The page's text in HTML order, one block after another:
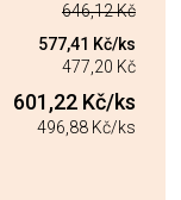
646,12 Kč
577,41 Kč/ks
477,20 Kč
601,22 Kč/ks
496,88 Kč/ks